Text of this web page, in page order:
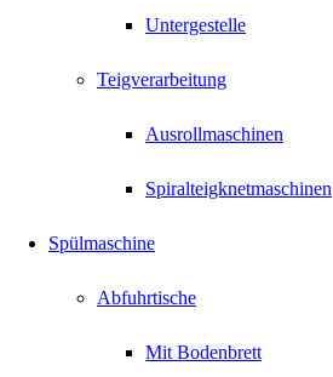
Untergestelle
Teigverarbeitung
Ausrollmaschinen
Spiralteigknetmaschinen
Spülmaschine
Abfuhrtische
Mit Bodenbrett